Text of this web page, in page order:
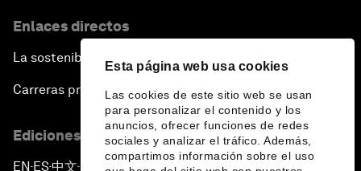
Esta página web usa cookies
Las cookies de este sitio web se usan
para personalizar el contenido y los
anuncios, ofrecer funciones de redes
sociales y analizar el tráfico. Además,
compartimos información sobre el uso
Enlaces directos
La sostenibilidad en el Foro
Carreras profesionales
Ediciones en otros idiomas
EN ▪ ES▪中文▪ 日本語